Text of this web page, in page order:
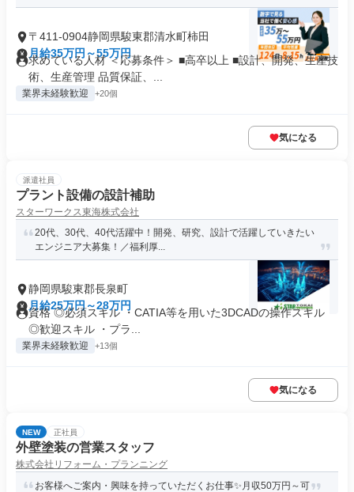
〒411-0904静岡県駿東郡清水町柿田
月給35万円～55万円
求めている人材 ＜応募条件＞ ■高卒以上 ■設計、開発、生産技
術、生産管理 品質保証、...
業界未経験歓迎 +20個
気になる
派遣社員
プラント設備の設計補助
スターワークス東海株式会社
20代、30代、40代活躍中！開発、研究、設計で活躍していきたい
エンジニア大募集！／福利厚...
静岡県駿東郡長泉町
月給25万円～28万円
資格 ◎必須スキル ・CATIA等を用いた3DCADの操作スキル
◎歓迎スキル ・プラ...
業界未経験歓迎 +13個
気になる
NEW 正社員
外壁塗装の営業スタッフ
株式会社リフォーム・プランニング
お客様へご案内・興味を持っていただくお仕事✨月収50万円～可